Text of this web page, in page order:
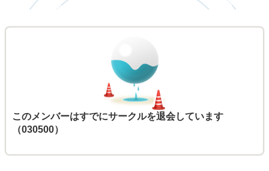
このメンバーはすでにサークルを退会しています
（030500）